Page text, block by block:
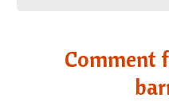
Comment